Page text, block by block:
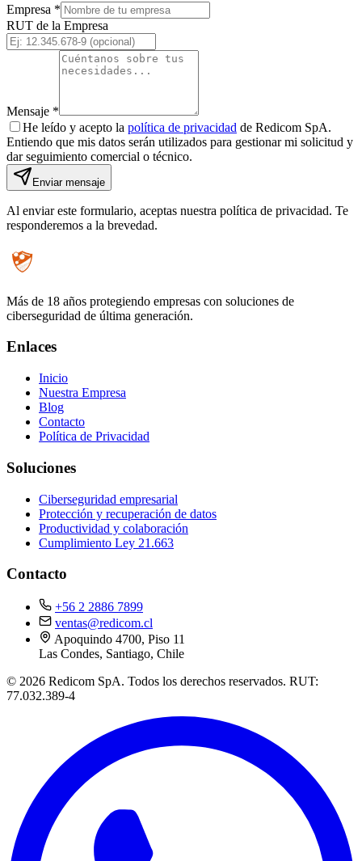
Empresa *
RUT de la Empresa
Mensaje *
He leído y acepto la política de privacidad de Redicom SpA.
Entiendo que mis datos serán utilizados para gestionar mi solicitud y
dar seguimiento comercial o técnico.
Enviar mensaje
Al enviar este formulario, aceptas nuestra política de privacidad. Te
responderemos a la brevedad.
Más de 18 años protegiendo empresas con soluciones de
ciberseguridad de última generación.
Enlaces
Inicio
Nuestra Empresa
Blog
Contacto
Política de Privacidad
Soluciones
Ciberseguridad empresarial
Protección y recuperación de datos
Productividad y colaboración
Cumplimiento Ley 21.663
Contacto
+56 2 2886 7899
ventas@redicom.cl
Apoquindo 4700, Piso 11
Las Condes, Santiago, Chile
© 2026 Redicom SpA. Todos los derechos reservados. RUT:
77.032.389-4